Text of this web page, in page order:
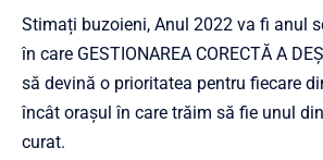
Stimați buzoieni, Anul 2022 va fi anul
în care GESTIONAREA CORECTĂ A
să devină o prioritatea pentru fiecare
încât orașul în care trăim să fie unul
curat.